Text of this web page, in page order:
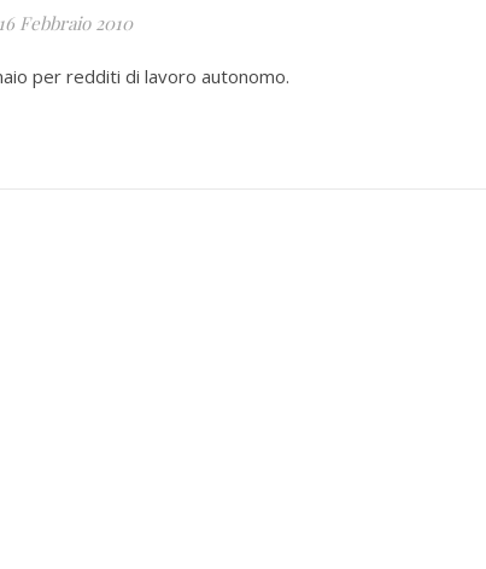
16 Febbraio 2010
per redditi di lavoro autonomo.